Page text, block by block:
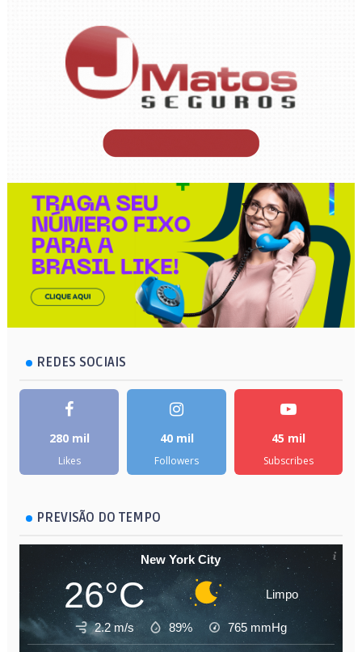
REDES SOCIAIS
280 mil
Likes
40 mil
Followers
45 mil
Subscribes
PREVISÃO DO TEMPO
New York City
26°C Limpo
2.2 m/s 89% 765 mmHg